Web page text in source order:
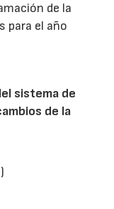
de la
para el año
sistema de
de la